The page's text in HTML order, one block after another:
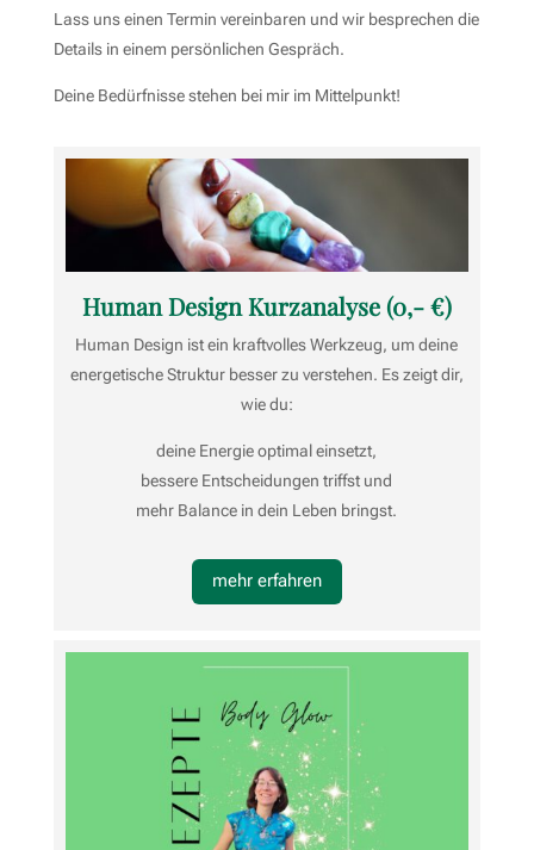
Lass uns einen Termin vereinbaren und wir besprechen die
Details in einem persönlichen Gespräch.
Deine Bedürfnisse stehen bei mir im Mittelpunkt!
Human Design Kurzanalyse (0,- €)
Human Design ist ein kraftvolles Werkzeug, um deine
energetische Struktur besser zu verstehen. Es zeigt dir,
wie du:
deine Energie optimal einsetzt,
bessere Entscheidungen triffst und
mehr Balance in dein Leben bringst.
mehr erfahren